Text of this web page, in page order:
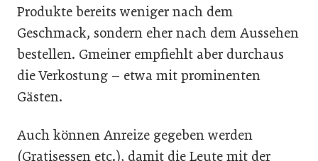
Produkte bereits weniger nach dem
Geschmack, sondern eher nach dem Aussehen
bestellen. Gmeiner empfiehlt aber durchaus
die Verkostung – etwa mit prominenten
Gästen.
Auch können Anreize gegeben werden
(Gratisessen etc.), damit die Leute mit der